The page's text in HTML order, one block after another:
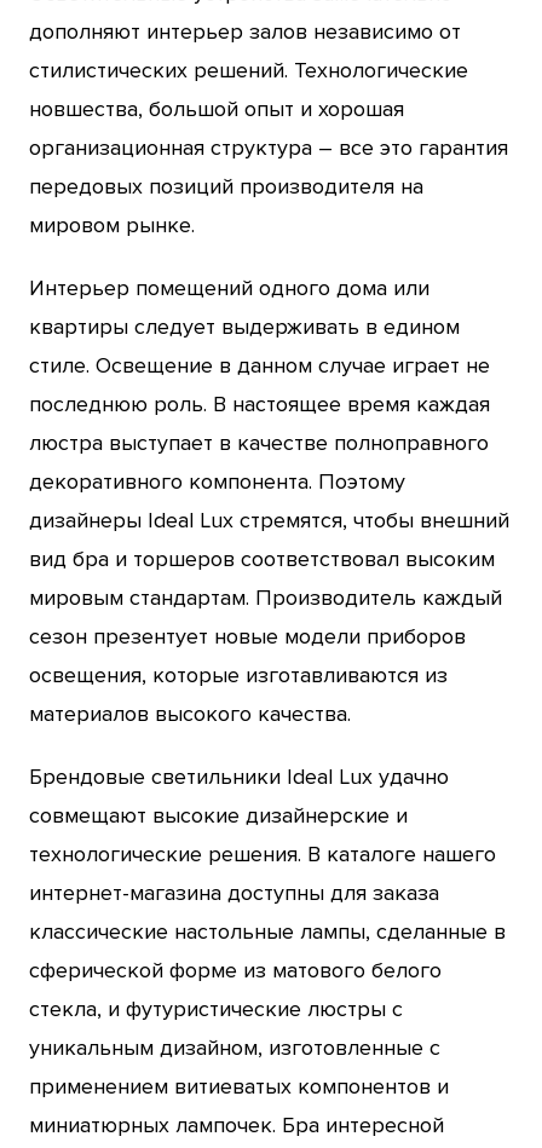
дополняют интерьер залов независимо от
стилистических решений. Технологические
новшества, большой опыт и хорошая
организационная структура – все это гарантия
передовых позиций производителя на
мировом рынке.
Интерьер помещений одного дома или
квартиры следует выдерживать в едином
стиле. Освещение в данном случае играет не
последнюю роль. В настоящее время каждая
люстра выступает в качестве полноправного
декоративного компонента. Поэтому
дизайнеры Ideal Lux стремятся, чтобы внешний
вид бра и торшеров соответствовал высоким
мировым стандартам. Производитель каждый
сезон презентует новые модели приборов
освещения, которые изготавливаются из
материалов высокого качества.
Брендовые светильники Ideal Lux удачно
совмещают высокие дизайнерские и
технологические решения. В каталоге нашего
интернет-магазина доступны для заказа
классические настольные лампы, сделанные в
сферической форме из матового белого
стекла, и футуристические люстры с
уникальным дизайном, изготовленные с
применением витиеватых компонентов и
миниатюрных лампочек. Бра интересной